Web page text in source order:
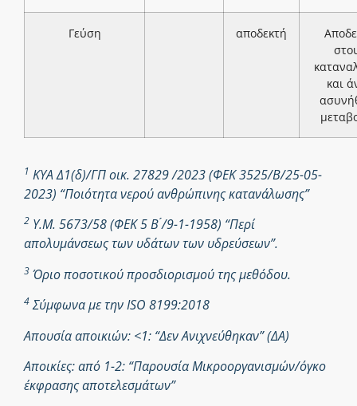
Γεύση αποδεκτή
και
1 ΚΥΑ Δ1(δ)/ΓΠ οικ. 27829 /2023 (ΦΕΚ 3525/Β/25-05-
2023) “Ποιότητα νερού ανθρώπινης κατανάλωσης”
2 Υ.Μ. 5673/58 (ΦΕΚ 5 Β ́/9-1-1958) “Περί
απολυμάνσεως των υδάτων των υδρεύσεων”.
3 Όριο ποσοτικού προσδιορισμού της μεθόδου.
4Σύμφωνα με την ISO 8199:2018
Απουσία αποικιών: <1: “Δεν Ανιχνεύθηκαν” (ΔΑ)
Αποικίες: από 1-2: “Παρουσία Μικροοργανισμών/όγκο
έκφρασης αποτελεσμάτων”